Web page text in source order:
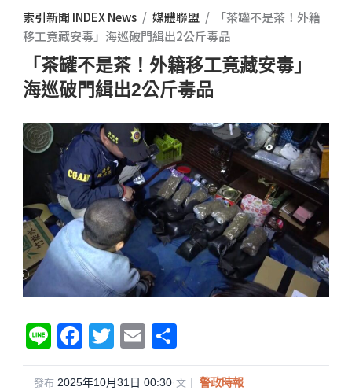
索引新聞 INDEX News / 媒體聯盟 /
「茶罐不是茶！外籍
移工竟藏安毒」海巡破門緝出2公斤毒品
「茶罐不是茶！外籍移工竟藏安毒」
海巡破門緝出2公斤毒品
Li
n
F
a
T
wi
E
m 享
發布 2025年10月31日 00:30·文｜ 警政時報